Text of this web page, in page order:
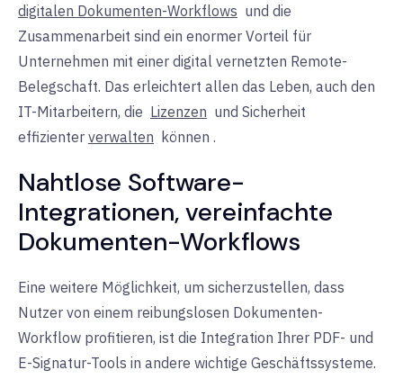
digitalen Dokumenten-Workflows und die
Zusammenarbeit sind ein enormer Vorteil für
Unternehmen mit einer digital vernetzten Remote-
Belegschaft. Das erleichtert allen das Leben, auch den
IT-Mitarbeitern, die Lizenzen und Sicherheit
effizienter verwalten können .
Nahtlose Software-
Integrationen, vereinfachte
Dokumenten-Workflows
Eine weitere Möglichkeit, um sicherzustellen, dass
Nutzer von einem reibungslosen Dokumenten-
Workflow profitieren, ist die Integration Ihrer PDF- und
E-Signatur-Tools in andere wichtige Geschäftssysteme.